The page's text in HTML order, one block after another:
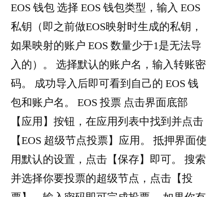
EOS 钱包 选择 EOS 钱包类型，输入 EOS
私钥（即之前做EOS映射时生成的私钥，
如果映射的账户 EOS 数量少于1是无法导
入的）。 选择默认的账户名，输入转账密
码。 成功导入后即可看到自己的 EOS 钱
包和账户名。 EOS 投票 点击界面底部
【应用】按钮，在应用列表中找到并点击
【EOS 超级节点投票】应用。 抵押界面使
用默认的设置，点击【保存】即可。 搜索
并选择你要投票的超级节点，点击【投